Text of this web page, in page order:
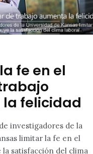
fe en el
felicidad
investigadores de la
limitar la fe en el
satisfacción del clima